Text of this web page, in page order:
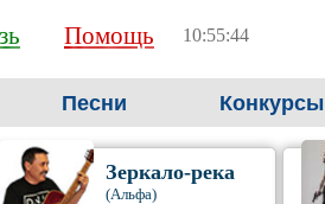
Помощь 10:55:45
Песни Конкурсы
Зеркало-река
(Альфа)